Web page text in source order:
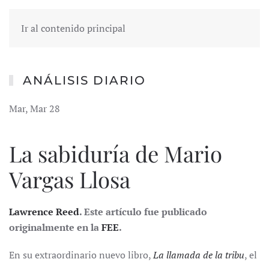
Ir al contenido principal
ANÁLISIS DIARIO
Mar, Mar 28
La sabiduría de Mario
Vargas Llosa
Lawrence Reed. Este artículo fue publicado
originalmente en laFEE.
En su extraordinario nuevo libro,La llamada de la tribu, el